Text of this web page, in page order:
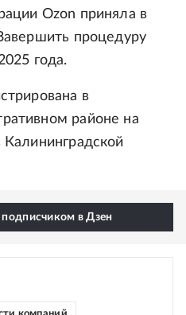
Ozon приняла в
процедуру
года.
в
районе на
в Дзен